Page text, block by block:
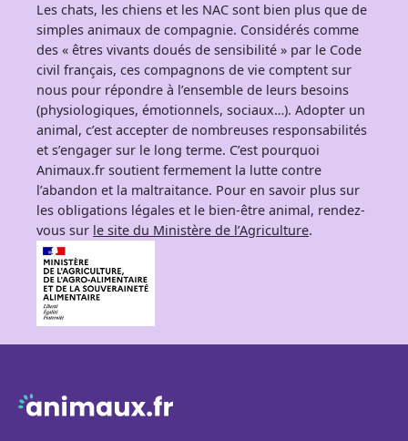
Les chats, les chiens et les NAC sont bien plus que de
simples animaux de compagnie. Considérés comme
des « êtres vivants doués de sensibilité » par le Code
civil français, ces compagnons de vie comptent sur
nous pour répondre à l’ensemble de leurs besoins
(physiologiques, émotionnels, sociaux…). Adopter un
animal, c’est accepter de nombreuses responsabilités
et s’engager sur le long terme. C’est pourquoi
Animaux.fr soutient fermement la lutte contre
l’abandon et la maltraitance. Pour en savoir plus sur
les obligations légales et le bien-être animal, rendez-
vous sur le site du Ministère de l’Agriculture.